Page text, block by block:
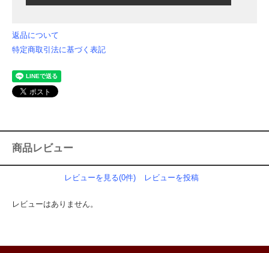
返品について
特定商取引法に基づく表記
商品レビュー
レビューを見る(0件) レビューを投稿
レビューはありません。